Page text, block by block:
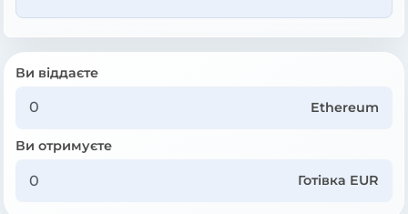
Ви віддаєте
Ethereum
Ви отримуєте
Готівка EUR